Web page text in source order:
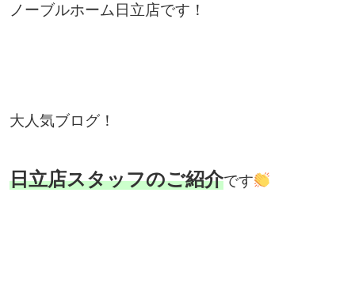
ノーブルホーム日立店です！
大人気ブログ！
日立店スタッフのご紹介です